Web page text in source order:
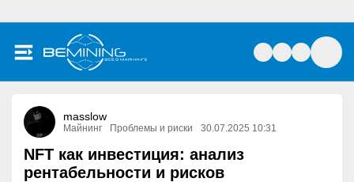
masslow
Майнинг Проблемы и риски 30.07.2025 10:31
NFT как инвестиция: анализ
рентабельности и рисков